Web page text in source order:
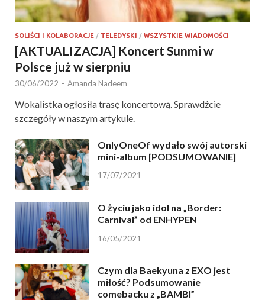
SOLIŚCI I KOLABORACJE / TELEDYSKI / WSZYSTKIE WIADOMOŚCI
[AKTUALIZACJA] Koncert Sunmi w
Polsce już w sierpniu
30/06/2022 - Amanda Nadeem
Wokalistka ogłosiła trasę koncertową. Sprawdźcie
szczegóły w naszym artykule.
OnlyOneOf wydało swój autorski
mini-album [PODSUMOWANIE]
17/07/2021
O życiu jako idol na „Border:
Carnival” od ENHYPEN
16/05/2021
Czym dla Baekyuna z EXO jest
miłość? Podsumowanie
comebacku z „BAMBI”